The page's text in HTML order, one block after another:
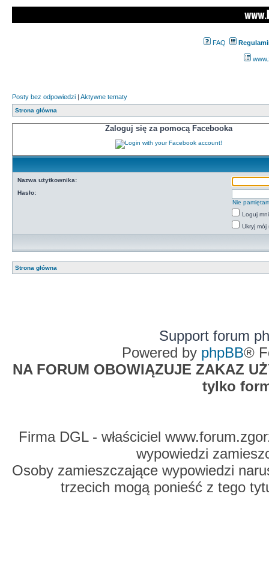
FAQ
Posty bez odpowiedzi | Aktywne tematy
Strona główna
Zaloguj się za pomocą Facebooka
Nazwa użytkownika:
Hasło:
Nie
Loguj
Ukryj mój
Strona główna
Support forum
Powered by phpBB®
NA FORUM OBOWIĄZUJE ZAKAZ
tylko
Firma DGL - właściciel
wypowiedzi
Osoby zamieszczające wypowiedzi
trzecich mogą ponieść z tego